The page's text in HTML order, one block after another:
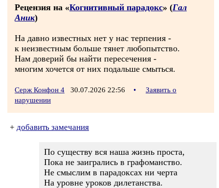
Рецензия на «Когнитивный парадокс» (Гал
Аник)
На давно известных нет у нас терпения -
к неизвестным больше тянет любопытство.
Нам доверий бы найти пересечения -
многим хочется от них подальше смыться.
Серж Конфон 4 30.07.2026 22:56 •
Заявить о
нарушении
+ добавить замечания
По существу вся наша жизнь проста,
Пока не заигрались в графоманство.
Не смыслим в парадоксах ни черта
На уровне уроков дилетанства.